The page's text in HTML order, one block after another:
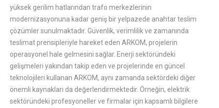
yüksek gerilim hatlarından trafo merkezlerinin
modernizasyonuna kadar geniş bir yelpazede anahtar teslim
çözümler sunulmaktadır. Güvenlik, verimlilik ve zamanında
teslimat prensipleriyle hareket eden ARKOM, projelerin
operasyonel hale gelmesini sağlar. Enerji sektöründeki
gelişmeleri yakından takip eden ve projelerinde en güncel
teknolojileri kullanan ARKOM, aynı zamanda sektördeki diğer
önemli kaynakları da değerlendirmektedir. Örneğin, elektrik
sektöründeki profesyoneller ve firmalar için kapsamlı bilgilere